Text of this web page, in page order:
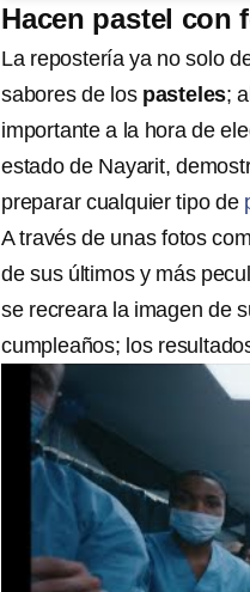
Hacen pastel con
La repostería ya no solo
sabores de los pasteles;
importante a la hora de
estado de Nayarit,
preparar cualquier tipo de
A través de unas fotos
de sus últimos y más
se recreara la imagen de
cumpleaños; los